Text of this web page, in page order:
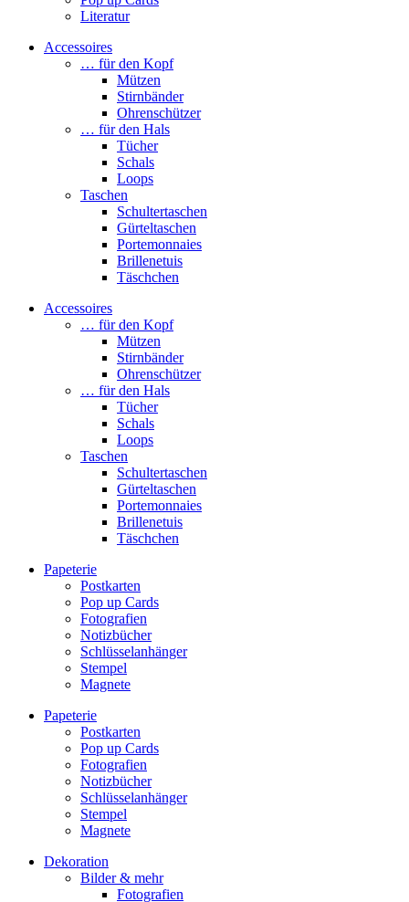
Literatur
Accessoires
… für den Kopf
Mützen
Stirnbänder
Ohrenschützer
… für den Hals
Tücher
Schals
Loops
Taschen
Schultertaschen
Gürteltaschen
Portemonnaies
Brillenetuis
Täschchen
Accessoires
… für den Kopf
Mützen
Stirnbänder
Ohrenschützer
… für den Hals
Tücher
Schals
Loops
Taschen
Schultertaschen
Gürteltaschen
Portemonnaies
Brillenetuis
Täschchen
Papeterie
Postkarten
Pop up Cards
Fotografien
Notizbücher
Schlüsselanhänger
Stempel
Magnete
Papeterie
Postkarten
Pop up Cards
Fotografien
Notizbücher
Schlüsselanhänger
Stempel
Magnete
Dekoration
Bilder & mehr
Fotografien